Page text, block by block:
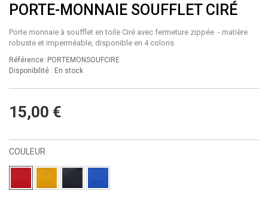
PORTE-MONNAIE SOUFFLET CIRÉ
Porte monnaie à soufflet en toile Ciré avec fermeture zippée - matière
robuste et imperméable, disponible en 4 coloris
Référence: PORTEMONSOUFCIRE
Disponibilité : En stock
15,00 €
COULEUR